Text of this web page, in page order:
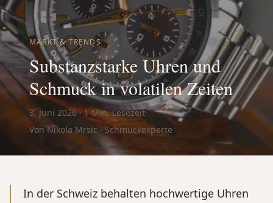
MARKT & TRENDS
Substanzstarke Uhren und
Schmuck in volatilen Zeiten
3. Juni 2026·1Min. Lesezeit
Von Nikola Mrsic · Schmuckexperte
In der Schweiz behalten hochwertige Uhren